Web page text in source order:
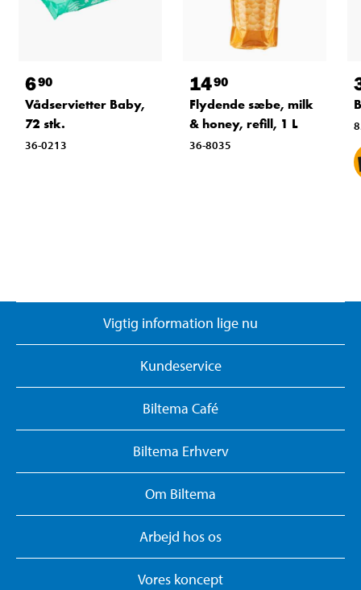
690
Vådservietter Baby,
72 stk.
36-0213
1490
Flydende sæbe, milk
& honey, refill, 1 L
36-8035
Vigtig information lige nu
Kundeservice
Biltema Café
Biltema Erhverv
Om Biltema
Arbejd hos os
Vores koncept